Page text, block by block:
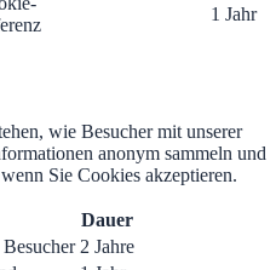
1 Jahr
wie Besucher mit unserer
anonym sammeln und
Sie Cookies akzeptieren.
Dauer
2 Jahre